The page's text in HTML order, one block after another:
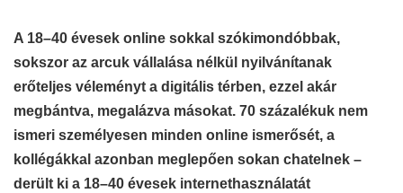
A 18–40 évesek online sokkal szókimondóbbak,
sokszor az arcuk vállalása nélkül nyilvánítanak
erőteljes véleményt a digitális térben, ezzel akár
megbántva, megalázva másokat. 70 százalékuk nem
ismeri személyesen minden online ismerősét, a
kollégákkal azonban meglepően sokan chatelnek –
derült ki a 18–40 évesek internethasználatát